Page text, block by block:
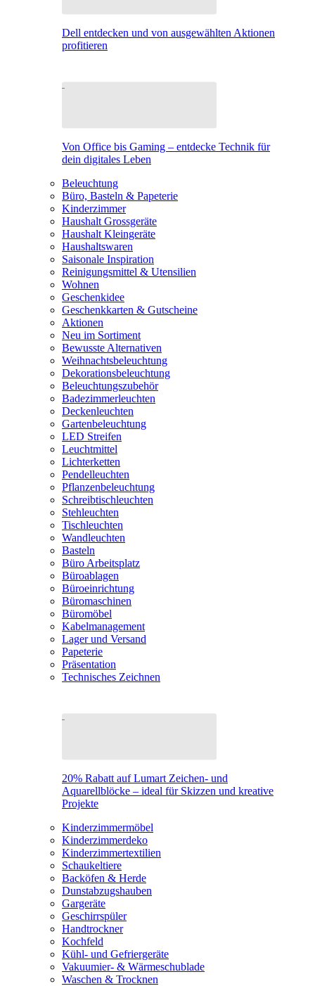
Dell entdecken und von ausgewählten Aktionen
profitieren
Von Office bis Gaming – entdecke Technik für
dein digitales Leben
Beleuchtung
Büro, Basteln & Papeterie
Kinderzimmer
Haushalt Grossgeräte
Haushalt Kleingeräte
Haushaltswaren
Saisonale Inspiration
Reinigungsmittel & Utensilien
Wohnen
Geschenkidee
Geschenkkarten & Gutscheine
Aktionen
Neu im Sortiment
Bewusste Alternativen
Weihnachtsbeleuchtung
Dekorationsbeleuchtung
Beleuchtungszubehör
Badezimmerleuchten
Deckenleuchten
Gartenbeleuchtung
LED Streifen
Leuchtmittel
Lichterketten
Pendelleuchten
Pflanzenbeleuchtung
Schreibtischleuchten
Stehleuchten
Tischleuchten
Wandleuchten
Basteln
Büro Arbeitsplatz
Büroablagen
Büroeinrichtung
Büromaschinen
Büromöbel
Kabelmanagement
Lager und Versand
Papeterie
Präsentation
Technisches Zeichnen
20% Rabatt auf Lumart Zeichen- und
Aquarellblöcke – ideal für Skizzen und kreative
Projekte
Kinderzimmermöbel
Kinderzimmerdeko
Kinderzimmertextilien
Schaukeltiere
Backöfen & Herde
Dunstabzugshauben
Gargeräte
Geschirrspüler
Handtrockner
Kochfeld
Kühl- und Gefriergeräte
Vakuumier- & Wärmeschublade
Waschen & Trocknen